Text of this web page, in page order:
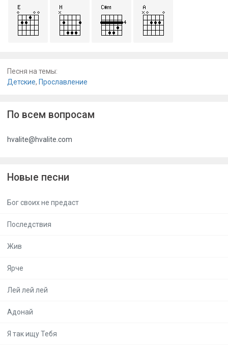
Песня на темы:
Детские, Прославление
По всем вопросам
hvalite@hvalite.com
Новые песни
Бог своих не предаст
Последствия
Жив
Ярче
Лей лей лей
Адонай
Я так ищу Тебя